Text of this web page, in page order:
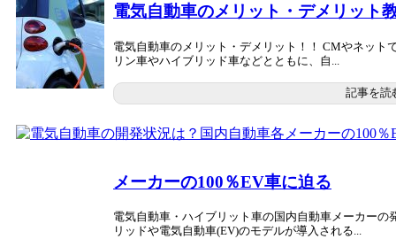
電気自動車のメリット・デメリット
電気自動車のメリット・デメリット！！ CMやネット
リン車やハイブリッド車などとともに、自...
記事を読
メーカーの100％EV車に迫る
電気自動車・ハイブリット車の国内自動車メーカー
リッドや電気自動車(EV)のモデルが導入される...